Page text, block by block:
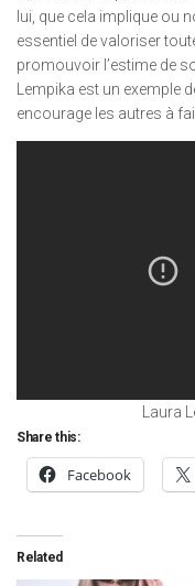
lui, que cela implique ou
essentiel de valoriser
promouvoir l’estime de
Lempika est un exemple
encourage les autres à
Laura
Share this:
Facebook
Related